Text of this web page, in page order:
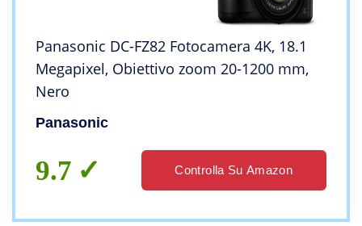
Panasonic DC-FZ82 Fotocamera 4K, 18.1
Megapixel, Obiettivo zoom 20-1200 mm,
Nero
Panasonic
9.7 Controlla Su Amazon